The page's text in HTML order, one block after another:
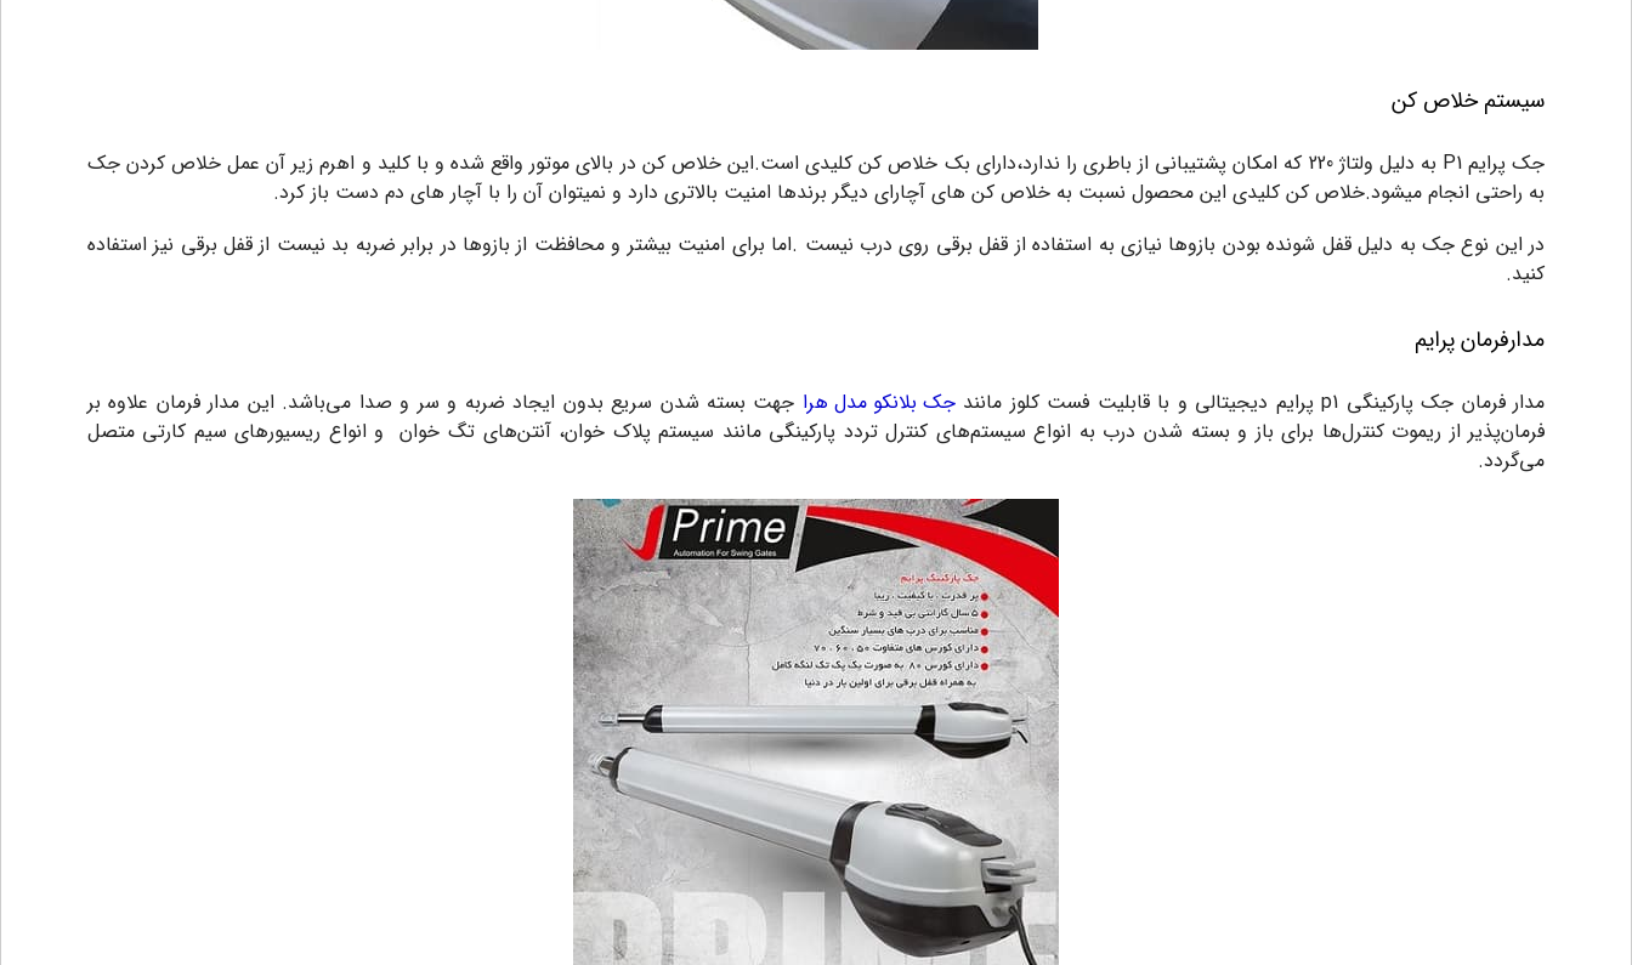
سیستم خلاص کن
جک پرایم P1 به دلیل ولتاژ 220 که امکان پشتیبانی از باطری را ندارد،دارای بک خلاص کن کلیدی است.این خلاص کن در بالای موتور واقع شده و با کلید و اهرم زیر آن عمل خلاص کردن جک
به راحتی انجام میشود.خلاص کن کلیدی این محصول نسبت به خلاص کن های آچارای دیگر برندها امنیت بالاتری دارد و نمیتوان آن را با آچار های دم دست باز کرد.
در این نوع جک به دلیل قفل شونده بودن بازوها نیازی به استفاده از قفل برقی روی درب نیست .اما برای امنیت بیشتر و محافظت از بازوها در برابر ضربه بد نیست از قفل برقی نیز استفاده
کنید.
مدارفرمان پرایم
مدار فرمان جک پارکینگی p1 پرایم دیجیتالی و با قابلیت فست کلوز مانند جک بلانکو مدل هرا جهت بسته شدن سریع بدون ایجاد ضربه و سر و صدا می‌باشد. این مدار فرمان علاوه بر
فرمان‌پذیر از ریموت کنترل‌ها برای باز و بسته شدن درب به انواع سیستم‌های کنترل تردد پارکینگی مانند سیستم پلاک خوان، آنتن‌های تگ خوان و انواع ریسیورهای سیم کارتی متصل
می‌گردد.